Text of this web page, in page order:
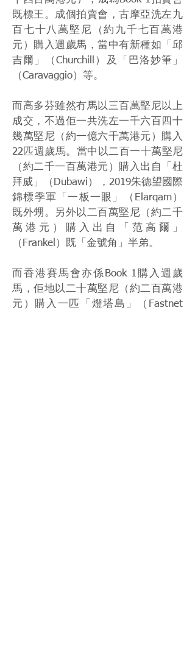
既標王。成個拍賣會，古摩亞洗左九
百七十八萬堅尼（約九千七百萬港
元）購入週歲馬，當中有新種如「邱
吉爾」（Churchill）及「巴洛妙筆」
（Caravaggio）等。
而高多芬雖然冇馬以三百萬堅尼以上
成交，不過佢一共洗左一千六百四十
幾萬堅尼（約一億六千萬港元）購入
22匹週歲馬。當中以二百一十萬堅尼
（約二千一百萬港元）購入出自「杜
拜威」（Dubawi），2019朱德望國際
錦標季軍「一板一眼」（Elarqam）
既外甥。另外以二百萬堅尼（約二千
萬港元）購入出自「范高爾」
（Frankel）既「金號角」半弟。
而香港賽馬會亦係Book 1購入週歲
馬，佢地以二十萬堅尼（約二百萬港
元）購入一匹「燈塔島」（Fastnet